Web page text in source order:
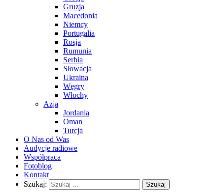
Gruzja
Macedonia
Niemcy
Portugalia
Rosja
Rumunia
Serbia
Słowacja
Ukraina
Węgry
Włochy
Azja
Jordania
Oman
Turcja
O Nas od Was
Audycje radiowe
Współpraca
Fotoblog
Kontakt
Szukaj: